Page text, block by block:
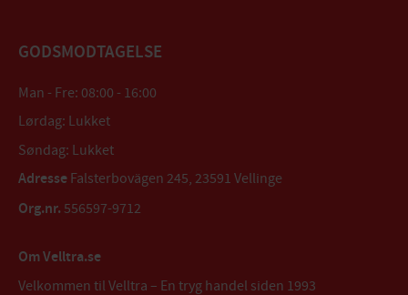
GODSMODTAGELSE
Man - Fre: 08:00 - 16:00
Lørdag: Lukket
Søndag: Lukket
Adresse Falsterbovägen 245, 23591 Vellinge
Org.nr. 556597-9712
Om Velltra.se
Velkommen til Velltra – En tryg handel siden 1993